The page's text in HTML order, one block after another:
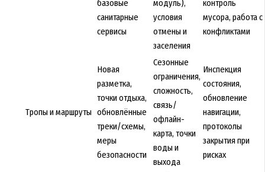
базовые
санитарные
сервисы
модуль),
условия
отмены и
заселения
контроль
мусора, работа с
конфликтами
Тропы и маршруты
Новая
разметка,
точки отдыха,
обновлённые
треки/схемы,
меры
безопасности
Сезонные
ограничения,
сложность,
связь/
офлайн-
карта, точки
воды и
выхода
Инспекция
состояния,
обновление
навигации,
протоколы
закрытия при
рисках